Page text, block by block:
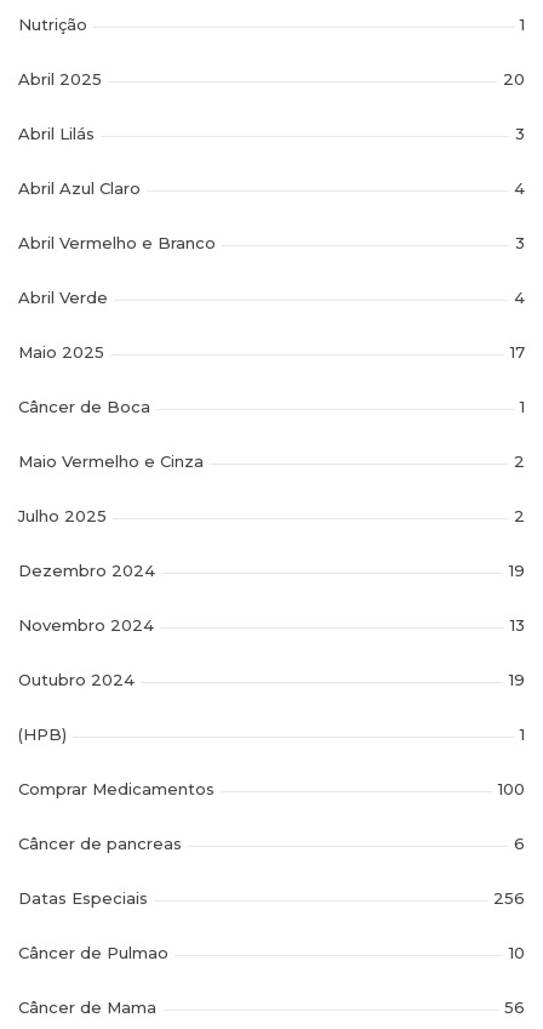
Nutrição 1
Abril 2025 20
Abril Lilás 3
Abril Azul Claro 4
Abril Vermelho e Branco 3
Abril Verde 4
Maio 2025 17
Câncer de Boca 1
Maio Vermelho e Cinza 2
Julho 2025 2
Dezembro 2024 19
Novembro 2024 13
Outubro 2024 19
(HPB) 1
Comprar Medicamentos 100
Câncer de pancreas 6
Datas Especiais 256
Câncer de Pulmao 10
Câncer de Mama 56